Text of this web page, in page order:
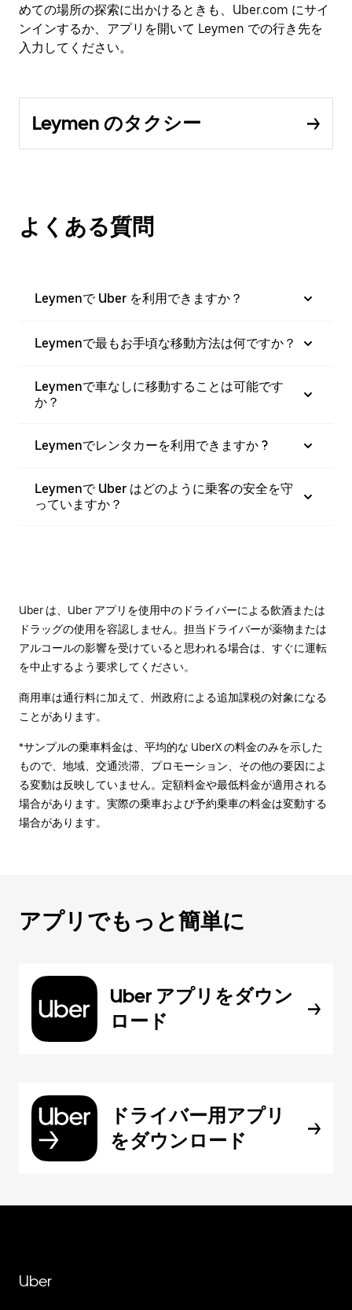
めての場所の探索に出かけるときも、Uber.com にサイ
ンインするか、アプリを開いて Leymen での行き先を
入力してください。
Leymen のタクシー
よくある質問
Leymenで Uber を利用できますか？
Leymenで最もお手頃な移動方法は何ですか？
Leymenで車なしに移動することは可能です
か？
Leymenでレンタカーを利用できますか ?
Leymenで Uber はどのように乗客の安全を守
っていますか？
Uber は、Uber アプリを使用中のドライバーによる飲酒または
ドラッグの使用を容認しません。担当ドライバーが薬物または
アルコールの影響を受けていると思われる場合は、すぐに運転
を中止するよう要求してください。
商用車は通行料に加えて、州政府による追加課税の対象になる
ことがあります。
*サンプルの乗車料金は、平均的な UberX の料金のみを示した
もので、地域、交通渋滞、プロモーション、その他の要因によ
る変動は反映していません。定額料金や最低料金が適用される
場合があります。実際の乗車および予約乗車の料金は変動する
場合があります。
アプリでもっと簡単に
Uber アプリをダウン
ロード
ドライバー用アプリ
をダウンロード
Uber